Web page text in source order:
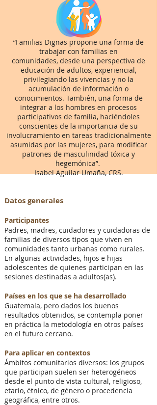
“Familias Dignas propone una forma de
trabajar con familias en
comunidades, desde una perspectiva de
educación de adultos, experiencial,
privilegiando las vivencias y no la
acumulación de información o
conocimientos. También, una forma de
integrar a los hombres en procesos
participativos de familia, haciéndoles
conscientes de la importancia de su
involucramiento en tareas tradicionalmente
asumidas por las mujeres, para modificar
patrones de masculinidad tóxica y
hegemónica”.
Isabel Aguilar Umaña, CRS.
Datos generales
Participantes
Padres, madres, cuidadores y cuidadoras de
familias de diversos tipos que viven en
comunidades tanto urbanas como rurales.
En algunas actividades, hijos e hijas
adolescentes de quienes participan en las
sesiones destinadas a adultos(as).
Países en los que se ha desarrollado
Guatemala, pero dados los buenos
resultados obtenidos, se contempla poner
en práctica la metodología en otros países
en el futuro cercano.
Para aplicar en contextos
Ámbitos comunitarios diversos: los grupos
que participan suelen ser heterogéneos
desde el punto de vista cultural, religioso,
etario, étnico, de género o procedencia
geográfica, entre otros.